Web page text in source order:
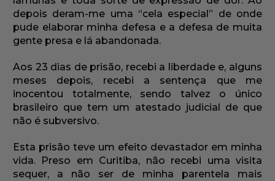
depois deram-me uma “cela especial” de onde
pude elaborar minha defesa e a defesa de muita
gente presa e lá abandonada.
Aos 23 dias de prisão, recebi a liberdade e, alguns
meses depois, recebi a sentença que me
inocentou totalmente, sendo talvez o único
brasileiro que tem um atestado judicial de que
não é subversivo.
Esta prisão teve um efeito devastador em minha
vida. Preso em Curitiba, não recebi uma visita
sequer, a não ser de minha parentela mais